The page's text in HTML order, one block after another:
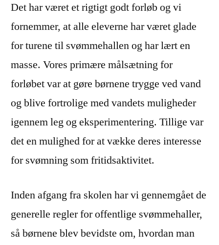
Det har været et rigtigt godt forløb og vi
fornemmer, at alle eleverne har været glade
for turene til svømmehallen og har lært en
masse. Vores primære målsætning for
forløbet var at gøre børnene trygge ved vand
og blive fortrolige med vandets muligheder
igennem leg og eksperimentering. Tillige var
det en mulighed for at vække deres interesse
for svømning som fritidsaktivitet.
Inden afgang fra skolen har vi gennemgået de
generelle regler for offentlige svømmehaller,
så børnene blev bevidste om, hvordan man